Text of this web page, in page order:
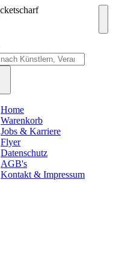
Home
Warenkorb
Jobs & Karriere
Flyer
Datenschutz
AGB's
Kontakt & Impressum